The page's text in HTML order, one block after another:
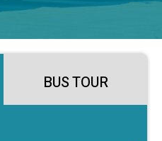
BUS TOUR